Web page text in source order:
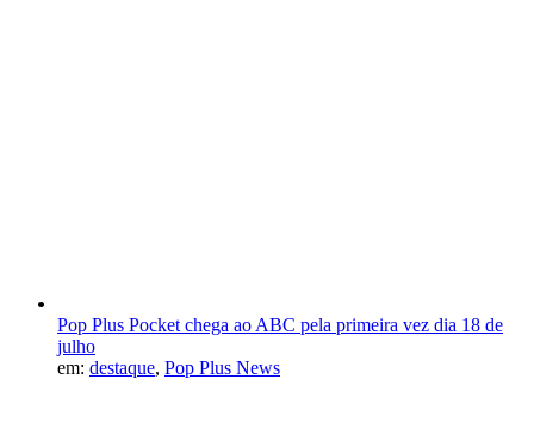
Pop Plus Pocket chega ao ABC pela primeira vez dia 18 de
julho
em: destaque, Pop Plus News